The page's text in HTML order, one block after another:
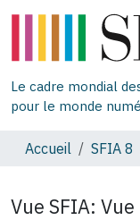
Le cadre mondial
pour le monde
Accueil SFIA 8
Vue SFIA: Vue